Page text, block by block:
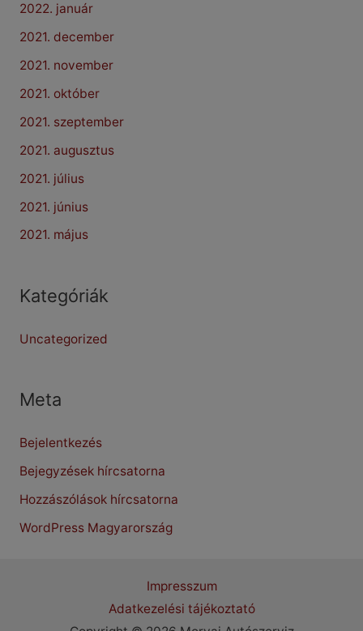
2022. január
2021. december
2021. november
2021. október
2021. szeptember
2021. augusztus
2021. július
2021. június
2021. május
Kategóriák
Uncategorized
Meta
Bejelentkezés
Bejegyzések hírcsatorna
Hozzászólások hírcsatorna
WordPress Magyarország
Impresszum
Adatkezelési tájékoztató